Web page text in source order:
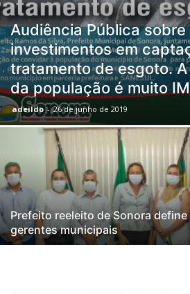
Audiência Pública sobre
investimentos em
tratamento de esgoto.
da população é muito
adeildo - 26 de junho de 2019
Prefeito reeleito de Sonora define
gerentes municipais